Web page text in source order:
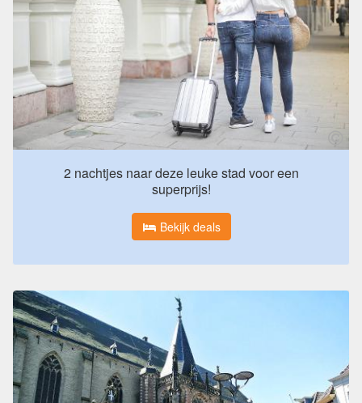
2 nachtjes naar deze leuke stad voor een
superprijs!
Bekijk deals